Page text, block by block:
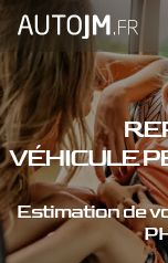
VÉHICULE
Estimation de